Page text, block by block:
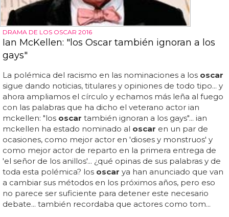
DRAMA DE LOS OSCAR 2016
Ian McKellen: "los Oscar también ignoran a los
gays"
La polémica del racismo en las nominaciones a los oscar
sigue dando noticias, titulares y opiniones de todo tipo... y
ahora ampliamos el círculo y echamos más leña al fuego
con las palabras que ha dicho el veterano actor ian
mckellen: "los oscar también ignoran a los gays"... ian
mckellen ha estado nominado al oscar en un par de
ocasiones, como mejor actor en 'dioses y monstruos' y
como mejor actor de reparto en la primera entrega de
'el señor de los anillos'... ¿qué opinas de sus palabras y de
toda esta polémica? los oscar ya han anunciado que van
a cambiar sus métodos en los próximos años, pero eso
no parece ser suficiente para detener este necesario
debate... también recordaba que actores como tom...